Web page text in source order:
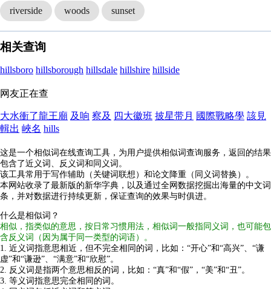
riverside woods sunset
相关查询
hillsboro hillsborough hillsdale hillshire hillside
网友正在查
大水衝了龍王廟 及响 察及 四大徽班 披星带月 國際戰略學 該見
輯出 峽名 hills
这是一个相似词在线查询工具，为用户提供相似词查询服务，返回的结果
包含了近义词、反义词和同义词。
该工具常用于写作辅助（关键词联想）和论文降重（同义词替换）。
本网站收录了最新版的新华字典，以及通过全网数据挖掘出海量的中文词
条，并对数据进行持续更新，保证查询的效果与时俱进。
什么是相似词？
相似，指类似的意思，按日常习惯用法，相似词一般指同义词，也可能包
含反义词（因为属于同一类型的词语）。
1. 近义词指意思相近，但不完全相同的词，比如：“开心”和“高兴”、“谦
虚”和“谦逊”、“满意”和“欣慰”。
2. 反义词是指两个意思相反的词，比如：“真”和“假”，“美”和“丑”。
3. 等义词指意思完全相同的词。